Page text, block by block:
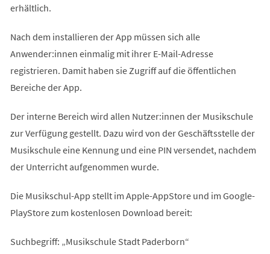
erhältlich.
Nach dem installieren der App müssen sich alle
Anwender:innen einmalig mit ihrer E-Mail-Adresse
registrieren. Damit haben sie Zugriff auf die öffentlichen
Bereiche der App.
Der interne Bereich wird allen Nutzer:innen der Musikschule
zur Verfügung gestellt. Dazu wird von der Geschäftsstelle der
Musikschule eine Kennung und eine PIN versendet, nachdem
der Unterricht aufgenommen wurde.
Die Musikschul-App stellt im Apple-AppStore und im Google-
PlayStore zum kostenlosen Download bereit:
Suchbegriff: „Musikschule Stadt Paderborn“